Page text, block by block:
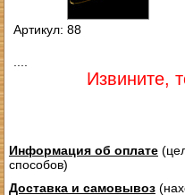
Артикул: 88
Извините,
Информация об оплате
способов)
Доставка и самовывоз